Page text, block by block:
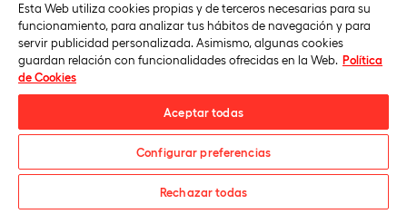
online, presencial o semipresencial?
¿Te informamos?
Esta Web utiliza cookies propias y de terceros necesarias para su
funcionamiento, para analizar tus hábitos de navegación y para
servir publicidad personalizada. Asimismo, algunas cookies
guardan relación con funcionalidades ofrecidas en la Web. Política
de Cookies
Aceptar todas
Configurar preferencias
Rechazar todas